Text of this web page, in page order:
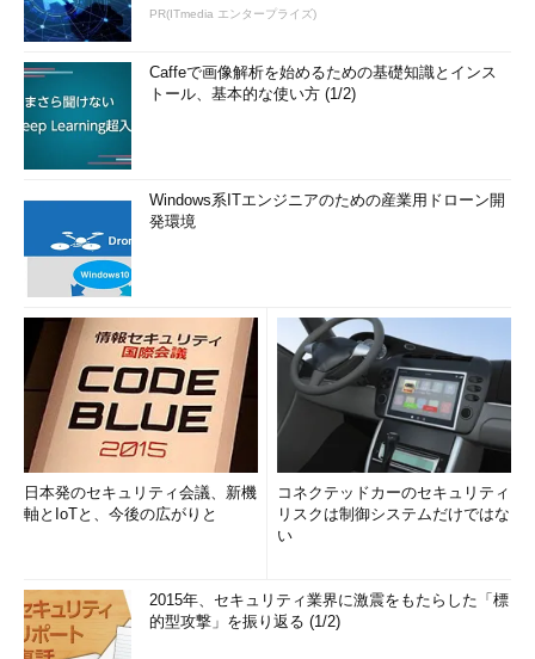
PR(ITmedia エンタープライズ)
Caffeで画像解析を始めるための基礎知識とインス
トール、基本的な使い方 (1/2)
Windows系ITエンジニアのための産業用ドローン開
発環境
日本発のセキュリティ会議、新機
軸とIoTと、今後の広がりと
コネクテッドカーのセキュリティ
リスクは制御システムだけではな
い
2015年、セキュリティ業界に激震をもたらした「標
的型攻撃」を振り返る (1/2)